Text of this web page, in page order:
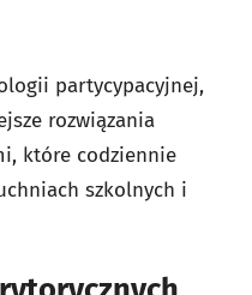
partycypacyjnej,
rozwiązania
które codziennie
szkolnych i